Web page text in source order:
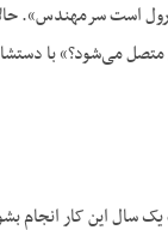
است سرمهندس».
می‌شود؟» با
سال این کار انجام